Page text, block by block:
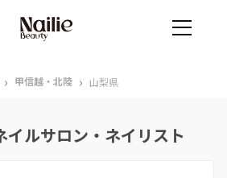
› 甲信越・北陸 › 山梨県
イルサロン・ネイリスト